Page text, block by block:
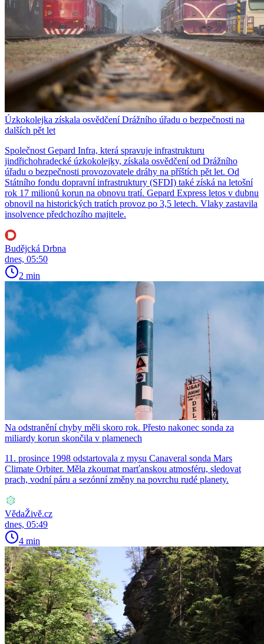
Úzkokolejka získala osvědčení Drážního úřadu o bezpečnosti na
dalších pět let
Společnost Gepard Infra, která spravuje infrastrukturu
jindřichohradecké úzkokolejky, získala osvědčení od Drážního
úřadu o bezpečnosti provozovatele dráhy na příštích pět let. Od
Státního fondu dopravní infrastruktury (SFDI) také získá na letošní
rok 17 milionů korun na obnovu tratí. Gepard Express letos v dubnu
obnovil na historických tratích provoz po 3,5 letech. Vlaky zastavila
insolvence předchozího majitele.
Budějcká Drbna
dnes, 05:50
2 min
Na odstranění chyby měli skoro rok. Přesto nakonec sonda za
miliardy korun skončila v plamenech
11. prosince 1998 odstartovala z mysu Canaveral sonda Mars
Climate Orbiter. Měla zkoumat marťanskou atmosféru, sledovat
prach, vodní páru a sezónní změny na povrchu rudé planety.
VědaŽivě.cz
dnes, 05:49
4 min